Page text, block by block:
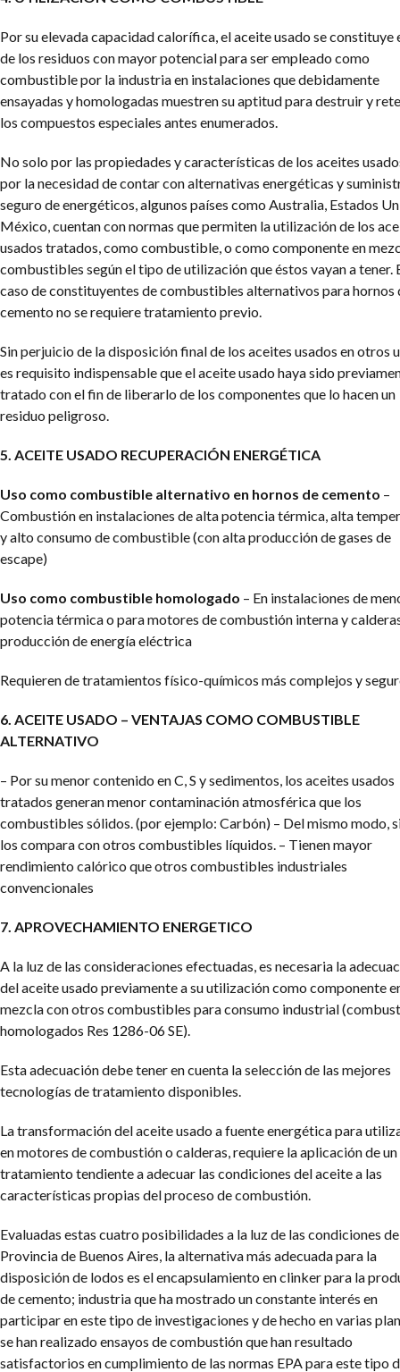
Por su elevada capacidad calorífica, el aceite usado se constituye
de los residuos con mayor potencial para ser empleado como
combustible por la industria en instalaciones que debidamente
ensayadas y homologadas muestren su aptitud para destruir y
los compuestos especiales antes enumerados.
No solo por las propiedades y características de los aceites
por la necesidad de contar con alternativas energéticas y
seguro de energéticos, algunos países como Australia, Estados
México, cuentan con normas que permiten la utilización de los
usados tratados, como combustible, o como componente en
combustibles según el tipo de utilización que éstos vayan a tener.
caso de constituyentes de combustibles alternativos para hornos
cemento no se requiere tratamiento previo.
Sin perjuicio de la disposición final de los aceites usados en otros
es requisito indispensable que el aceite usado haya sido
tratado con el fin de liberarlo de los componentes que lo hacen un
residuo peligroso.
5. ACEITE USADO RECUPERACIÓN ENERGÉTICA
Uso como combustible alternativo en hornos de cemento –
Combustión en instalaciones de alta potencia térmica, alta
y alto consumo de combustible (con alta producción de gases de
escape)
Uso como combustible homologado – En instalaciones de
potencia térmica o para motores de combustión interna y
producción de energía eléctrica
Requieren de tratamientos físico-químicos más complejos y
6. ACEITE USADO – VENTAJAS COMO COMBUSTIBLE
ALTERNATIVO
– Por su menor contenido en C, S y sedimentos, los aceites usados
tratados generan menor contaminación atmosférica que los
combustibles sólidos. (por ejemplo: Carbón) – Del mismo modo,
los compara con otros combustibles líquidos. – Tienen mayor
rendimiento calórico que otros combustibles industriales
convencionales
7. APROVECHAMIENTO ENERGETICO
A la luz de las consideraciones efectuadas, es necesaria la
del aceite usado previamente a su utilización como componente
mezcla con otros combustibles para consumo industrial
homologados Res 1286-06 SE).
Esta adecuación debe tener en cuenta la selección de las mejores
tecnologías de tratamiento disponibles.
La transformación del aceite usado a fuente energética para
en motores de combustión o calderas, requiere la aplicación de un
tratamiento tendiente a adecuar las condiciones del aceite a las
características propias del proceso de combustión.
Evaluadas estas cuatro posibilidades a la luz de las condiciones
Provincia de Buenos Aires, la alternativa más adecuada para la
disposición de lodos es el encapsulamiento en clinker para la
de cemento; industria que ha mostrado un constante interés en
participar en este tipo de investigaciones y de hecho en varias
se han realizado ensayos de combustión que han resultado
satisfactorios en cumplimiento de las normas EPA para este tipo